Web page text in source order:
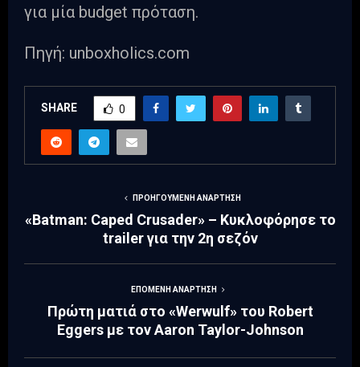
για μία budget πρόταση.
Πηγή: unboxholics.com
SHARE 0
ΠΡΟΗΓΟΎΜΕΝΗ ΑΝΆΡΤΗΣΗ
«Batman: Caped Crusader» – Κυκλοφόρησε το
trailer για την 2η σεζόν
ΕΠΌΜΕΝΗ ΑΝΆΡΤΗΣΗ
Πρώτη ματιά στο «Werwulf» του Robert
Eggers με τον Aaron Taylor-Johnson